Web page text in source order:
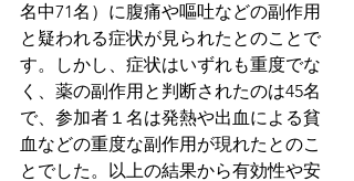
名中71名）に腹痛や嘔吐などの副作用
と疑われる症状が見られたとのことで
す。しかし、症状はいずれも重度でな
く、薬の副作用と判断されたのは45名
で、参加者１名は発熱や出血による貧
血などの重度な副作用が現れたとのこ
とでした。以上の結果から有効性や安